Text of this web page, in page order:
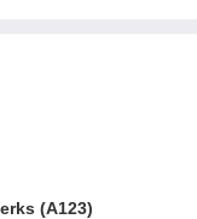
(A123)